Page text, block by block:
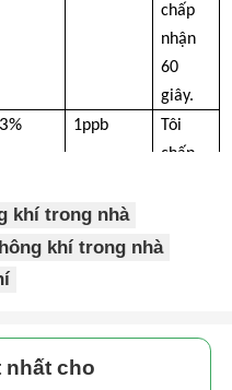
chấp
nhận
60
giây.
1ppb
Tôi
chấp
0.5
RH
khí trong nhà
khí trong nhà
nhất cho